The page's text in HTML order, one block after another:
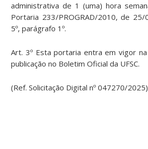
administrativa de 1 (uma) hora
Portaria 233/PROGRAD/2010, de
5º, parágrafo 1º.
Art. 3º Esta portaria entra em vigor
publicação no Boletim Oficial da UFSC.
(Ref. Solicitação Digital nº 047270/2025)